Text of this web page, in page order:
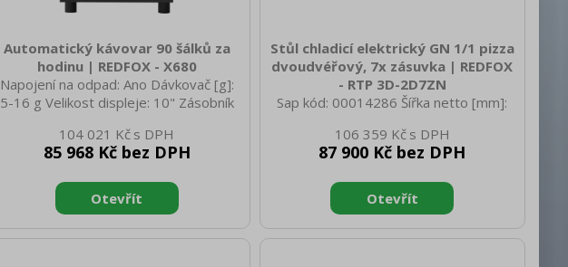
Automatický kávovar 90 šálků za
hodinu | REDFOX - X680
Napojení na odpad: Ano Dávkovač [g]:
5-16 g Velikost displeje: 10" Zásobník
00038643 Šířka netto [mm]: 380
Hloubka netto [mm]: 560 Výška netto
Šířka brutto [mm]: 525 Hloubka brutto
[mm]: 740 Výška brutto [mm]: 700
Hmotnost brutto [kg]: 35.00 Typ
104 021 Kč
85 968 Kč bez DPH
Stůl chladicí elektrický GN 1/1 pizza
dvoudvéřový, 7x zásuvka | REDFOX
- RTP 3D-2D7ZN
Sap kód: 00014286 Šířka netto [mm]:
netto [mm]: 850 Hmotnost netto [kg]:
340.00 Šířka brutto [mm]: 2075
[mm]: 1085 Hmotnost brutto [kg]:
355.00 Typ spotřebiče: Elektrické
zařízení Příkon elektrický [kW]: 0.247
106 359 Kč
87 900 Kč bez DPH